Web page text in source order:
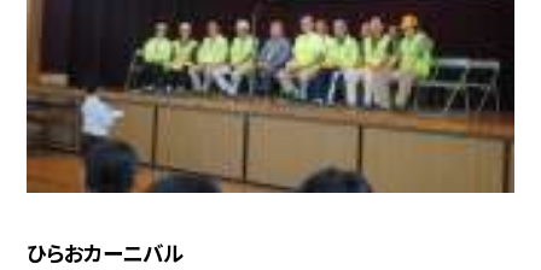
ひらおカーニバル